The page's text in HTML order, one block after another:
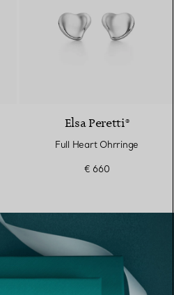
Elsa Peretti®
Full Heart Ohrringe
€ 660